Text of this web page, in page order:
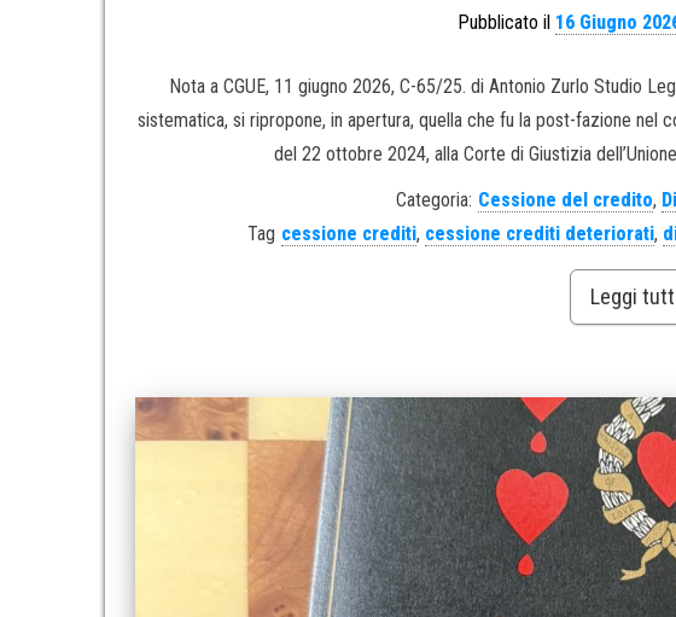
Pubblicato il 16 Giugno
Nota a CGUE, 11 giugno 2026, C-65/25. di Antonio Zurlo Studio
sistematica, si ripropone, in apertura, quella che fu la post-fazione nel
del 22 ottobre 2024, alla Corte di Giustizia
Categoria: Cessione del credito,
Tag cessione crediti, cessione crediti deteriorati,
Leggi